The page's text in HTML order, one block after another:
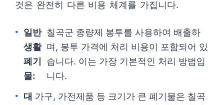
것은 완전히 다른 비용 체계를 가집니다.
일반
생활
폐기
물:
칠곡군 종량제 봉투를 사용하여 배출하
며, 봉투 가격에 처리 비용이 포함되어 있
습니다. 이는 가장 기본적인 처리 방법입
니다.
대 가구, 가전제품 등 크기가 큰 폐기물은 칠곡